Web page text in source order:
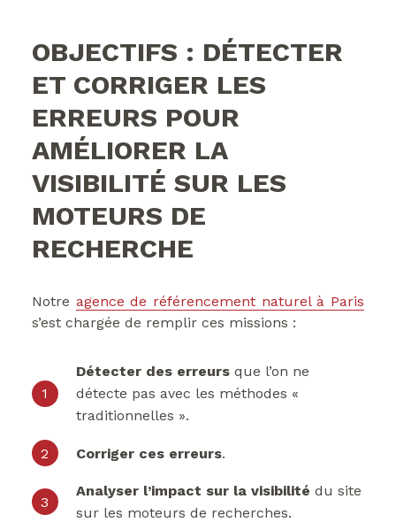
OBJECTIFS : DÉTECTER
ET CORRIGER LES
ERREURS POUR
AMÉLIORER LA
VISIBILITÉ SUR LES
MOTEURS DE
RECHERCHE
Notre agence de référencement naturel à Paris
s’est chargée de remplir ces missions :
Détecter des erreursque l’on ne
détecte pas avec les méthodes «
traditionnelles ».
Corriger ces erreurs.
Analyser l’impact sur la visibilité du site
sur les moteurs de recherches.